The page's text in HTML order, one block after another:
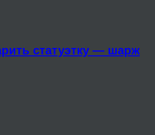
статуэтку — шарж